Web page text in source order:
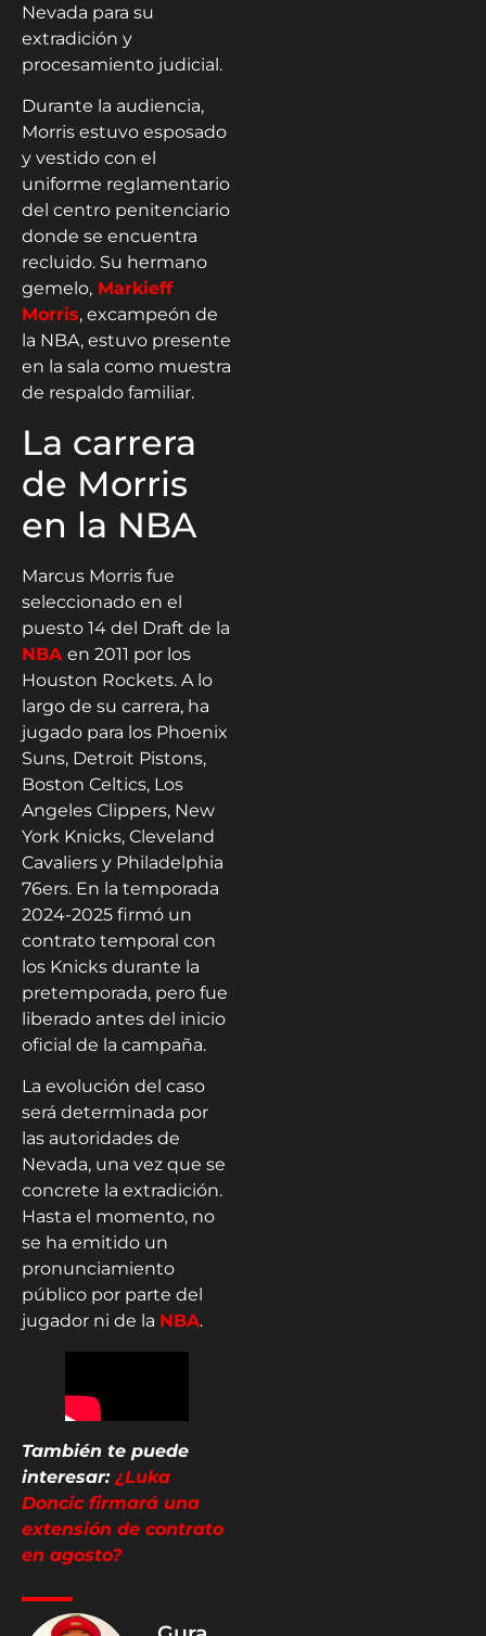
Nevada para su
extradición y
procesamiento judicial.
Durante la audiencia,
Morris estuvo esposado
y vestido con el
uniforme reglamentario
del centro penitenciario
donde se encuentra
recluido. Su hermano
gemelo, Markieff
Morris, excampeón de
la NBA, estuvo presente
en la sala como muestra
de respaldo familiar.
La carrera
de Morris
en la NBA
Marcus Morris fue
seleccionado en el
puesto 14 del Draft de la
NBA en 2011 por los
Houston Rockets. A lo
largo de su carrera, ha
jugado para los Phoenix
Suns, Detroit Pistons,
Boston Celtics, Los
Angeles Clippers, New
York Knicks, Cleveland
Cavaliers y Philadelphia
76ers. En la temporada
2024-2025 firmó un
contrato temporal con
los Knicks durante la
pretemporada, pero fue
liberado antes del inicio
oficial de la campaña.
La evolución del caso
será determinada por
las autoridades de
Nevada, una vez que se
concrete la extradición.
Hasta el momento, no
se ha emitido un
pronunciamiento
público por parte del
jugador ni de la NBA.
También te puede
interesar: ¿Luka
Doncic firmará una
extensión de contrato
en agosto?